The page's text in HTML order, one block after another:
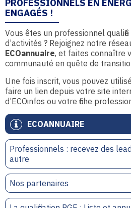
ECOANNUAIRE
Professionnels : recevez des
autre
Nos partenaires
ENGAGÉS !
Vous êtes un professionnel
d’activités ? Rejoignez notre
ECOannuaire, et faites connaître
communauté en quête de
Une fois inscrit, vous pouvez
faire un lien depuis votre site
d’ECOinfos ou votre fiche